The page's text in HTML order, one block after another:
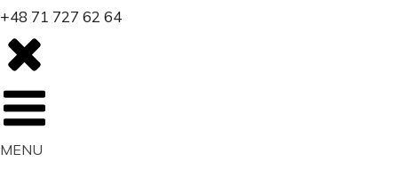
+48 71 727 62 64
MENU